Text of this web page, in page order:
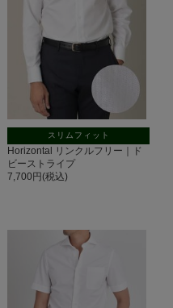
スリムフィット
Horizontal リンクルフリー｜ド
ビーストライプ
7,700円(税込)